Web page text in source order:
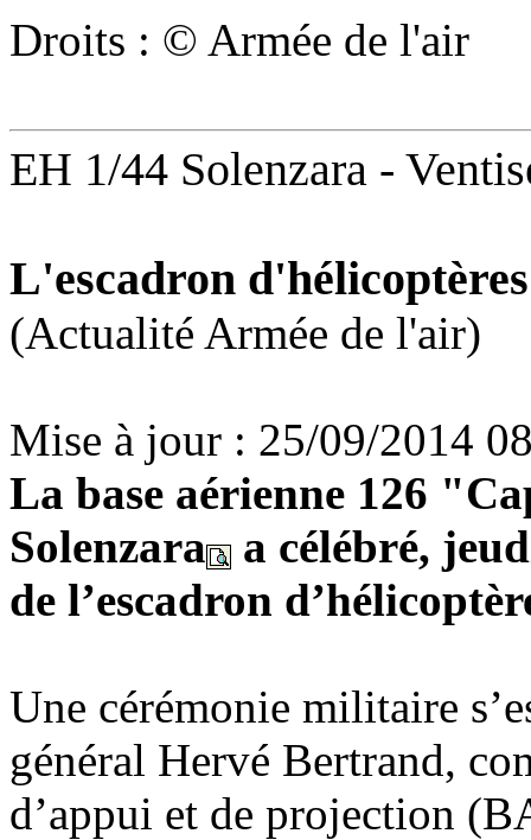
Droits : © Armée de l'air
EH 1/44 Solenzara -
L'escadron
(Actualité Armée de l'air)
Mise à jour : 25/09/2014
La base aérienne 126
Solenzara
a célébré,
de l’escadron
Une cérémonie militaire
général Hervé Bertrand,
d’appui et de projection